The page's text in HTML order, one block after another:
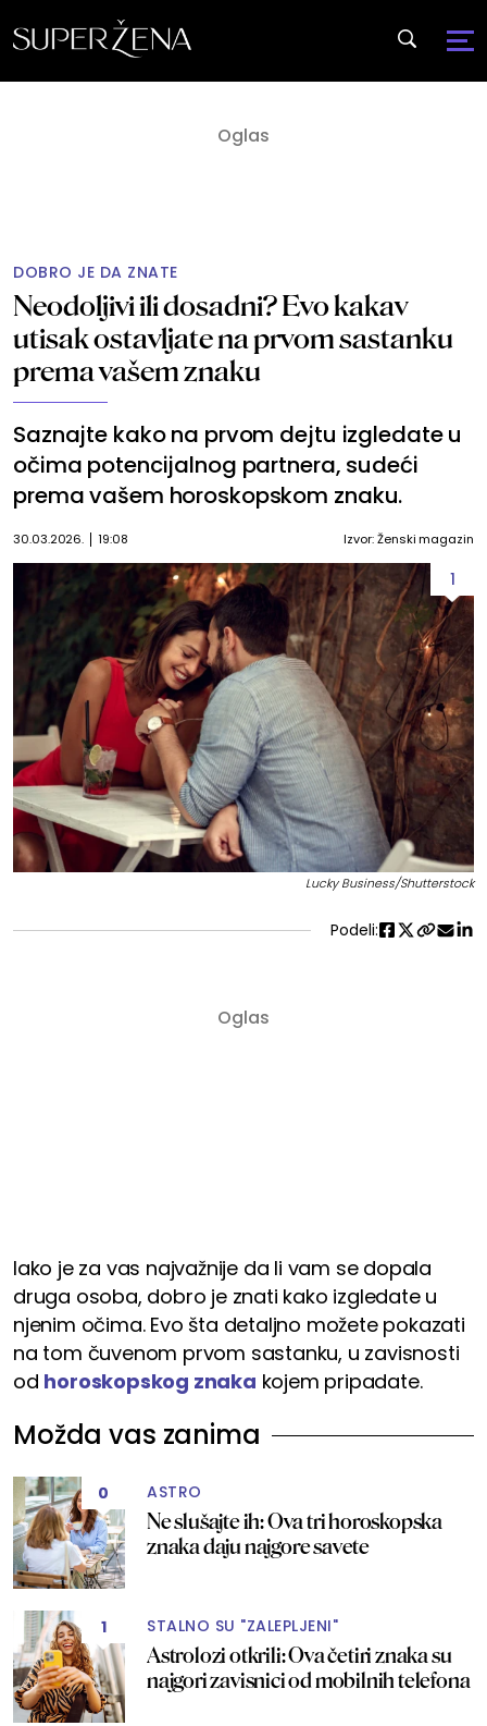
DOBRO JE DA ZNATE
Neodoljivi ili dosadni? Evo kakav
utisak ostavljate na prvom sastanku
prema vašem znaku
Saznajte kako na prvom dejtu izgledate u
očima potencijalnog partnera, sudeći
prema vašem horoskopskom znaku.
30.03.2026. 19:08 Izvor: Ženski magazin
1
Lucky Business/Shutterstock
Podeli:
Iako je za vas najvažnije da li vam se dopala
druga osoba, dobro je znati kako izgledate u
njenim očima. Evo šta detaljno možete pokazati
na tom čuvenom prvom sastanku, u zavisnosti
od horoskopskog znaka kojem pripadate.
Možda vas zanima
0 ASTRO
Ne slušajte ih: Ova tri horoskopska
znaka daju najgore savete
1 STALNO SU "ZALEPLJENI"
Astrolozi otkrili: Ova četiri znaka su
najgori zavisnici od mobilnih telefona